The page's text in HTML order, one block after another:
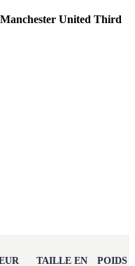
United Third
TAILLE EN
POIDS